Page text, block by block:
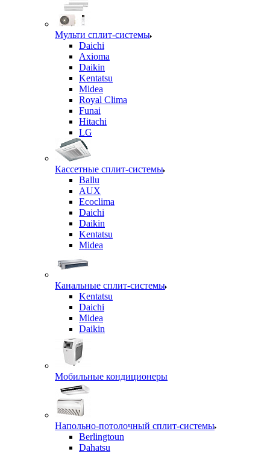
Мульти сплит-системы
Daichi
Axioma
Daikin
Kentatsu
Midea
Royal Clima
Funai
Hitachi
LG
Кассетные сплит-системы
Ballu
AUX
Ecoclima
Daichi
Daikin
Kentatsu
Midea
Канальные сплит-системы
Kentatsu
Daichi
Midea
Daikin
Мобильные кондиционеры
Напольно-потолочный сплит-системы
Berlingtoun
Dahatsu